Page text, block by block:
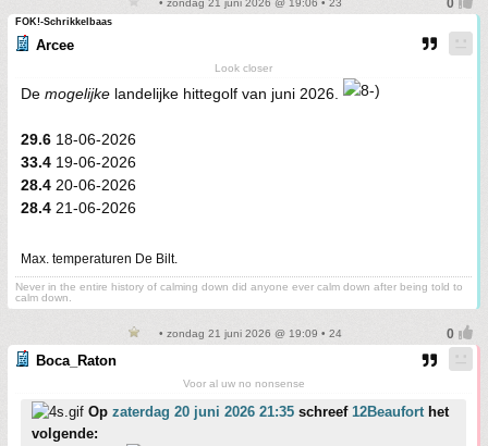
• zondag 21 juni 2026 @ 19:06 • 23
FOK!-Schrikkelbaas
Arcee
Look closer
De mogelijke landelijke hittegolf van juni 2026.
29.6 18-06-2026
33.4 19-06-2026
28.4 20-06-2026
28.4 21-06-2026
Max. temperaturen De Bilt.
Never in the entire history of calming down did anyone ever calm down after being told to
calm down.
• zondag 21 juni 2026 @ 19:09 • 24
Boca_Raton
Voor al uw no nonsense
Op zaterdag 20 juni 2026 21:35 schreef 12Beauforthet
volgende: